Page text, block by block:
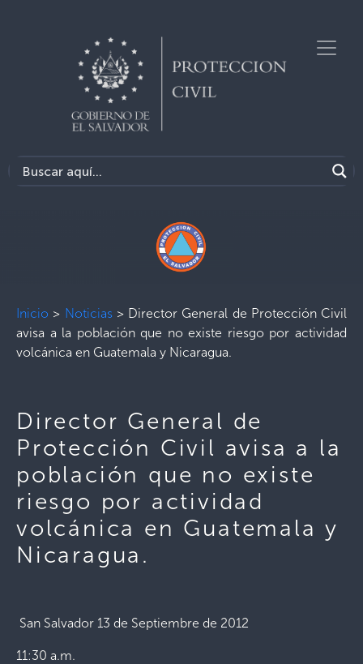
Inicio > Noticias> Director General de Protección Civil
avisa a la población que no existe riesgo por actividad
volcánica en Guatemala y Nicaragua.
Director General de
Protección Civil avisa a la
población que no existe
riesgo por actividad
volcánica en Guatemala y
Nicaragua.
San Salvador 13 de Septiembre de 2012
11:30 a.m.